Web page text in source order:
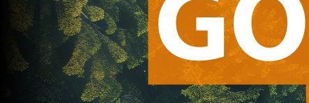
Sve je gotovo: Edin Džeko
donio odluku, evo gdje
nastavlja karijeru!
1 sedmica 5 dan
A Selekcija